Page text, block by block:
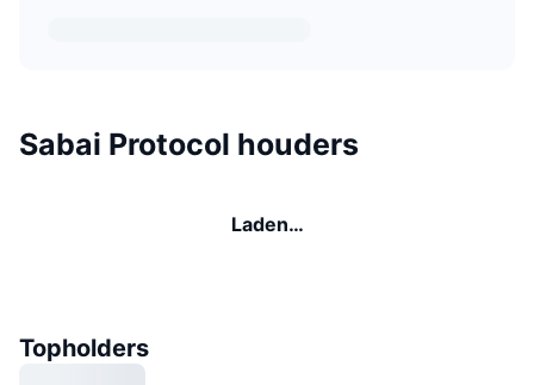
Sabai Protocol houders
Laden…
Topholders